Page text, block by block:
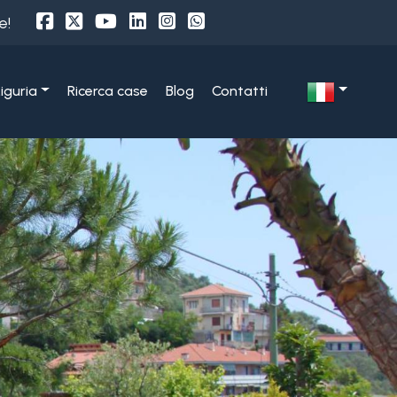
Ricerca case Blog Contatti